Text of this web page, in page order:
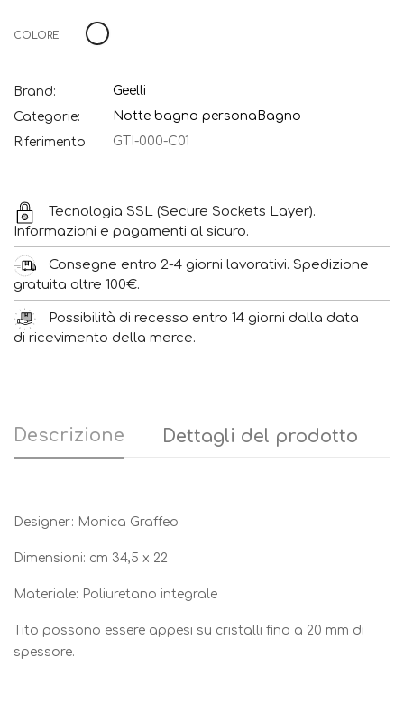
COLORE Bianco
Brand:
Geelli
Categorie:
Notte bagno persona Bagno
Riferimento
GTI-000-C01
Tecnologia SSL (Secure Sockets Layer).
Informazioni e pagamenti al sicuro.
Consegne entro 2-4 giorni lavorativi. Spedizione
gratuita oltre 100€.
Possibilità di recesso entro 14 giorni dalla data
di ricevimento della merce.
Descrizione Dettagli del prodotto
Designer: Monica Graffeo
Dimensioni: cm 34,5 x 22
Materiale: Poliuretano integrale
Tito possono essere appesi su cristalli fino a 20 mm di
spessore.